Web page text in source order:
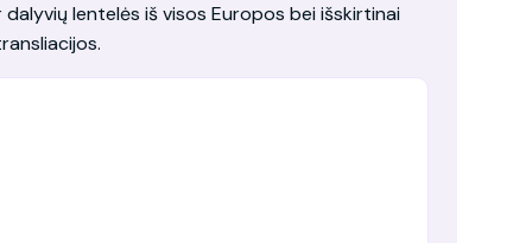
lentelės iš visos Europos bei išskirtinai